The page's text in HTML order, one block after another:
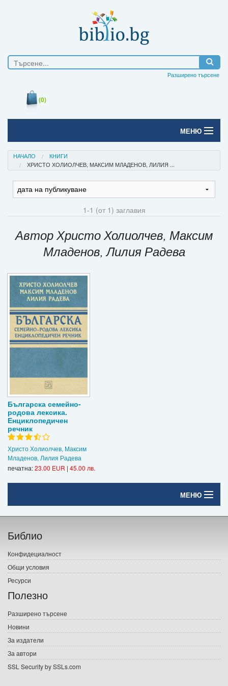
Разширено търсене
(0)
МЕНЮ
Начало
Електронни книги
Игри
Ваучери
Промоции
Контакти
Регистрация
НАЧАЛО
КНИГИ
ХРИСТО ХОЛИОЛЧЕВ, МАКСИМ МЛАДЕНОВ, ЛИЛИЯ ...
1-1 (от 1) заглавия
Автор Христо Холиолчев, Максим
Младенов, Лилия Радева
Българска семейно-
родова лексика.
Енциклопедичен
речник
Христо Холиолчев, Максим
Младенов, Лилия Радева
печатна:23.00 EUR | 45.00 лв.
МЕНЮ
Начало
Печатни книги
Електронни книги
Е-списания
Подаръци
Ваучери
Библио
Конфидециалност
Общи условия
Ресурси
Полезно
Разширено търсене
Новини
За издатели
За автори
SSL Security by SSLs.com